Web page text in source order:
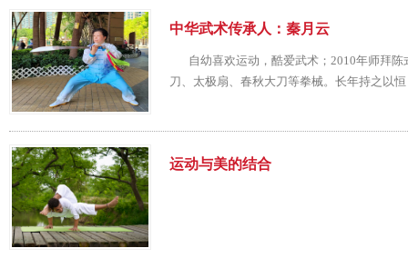
中华武术传承人：秦月云
自幼喜欢运动，酷爱武术；2010年师拜陈
刀、太极扇、春秋大刀等拳械。长年持之以
运动与美的结合